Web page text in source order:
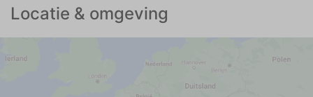
Locatie & omgeving